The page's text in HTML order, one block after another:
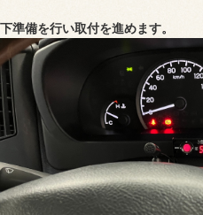
下準備を行い取付を進めます。